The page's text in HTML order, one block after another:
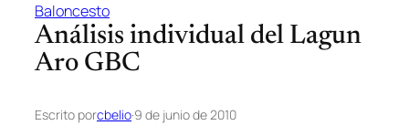
Baloncesto
Análisis individual del Lagun
Aro GBC
Escrito porcbelio·9 de junio de 2010